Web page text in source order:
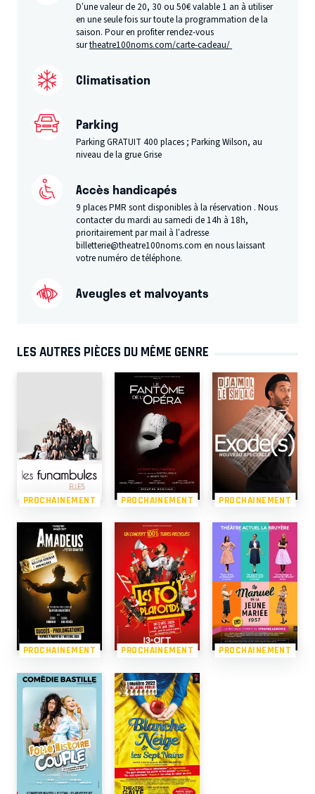
D’une valeur de 20, 30 ou 50€ valable 1 an à utiliser
en une seule fois sur toute la programmation de la
saison. Pour en profiter rendez-vous
surtheatre100noms.com/carte-cadeau/
Climatisation
Parking
Parking GRATUIT 400 places ; Parking Wilson, au
niveau de la grue Grise
Accès handicapés
9 places PMR sont disponibles à la réservation . Nous
contacter du mardi au samedi de 14h à 18h,
prioritairement par mail à l’adresse
billetterie@theatre100noms.com en nous laissant
votre numéro de téléphone.
Aveugles et malvoyants
LES AUTRES PIÈCES DU MÊME GENRE
PROCHAINEMENT PROCHAINEMENT PROCHAINEMENT
PROCHAINEMENT PROCHAINEMENT PROCHAINEMENT